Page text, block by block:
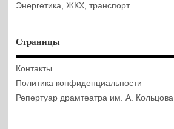
Энергетика, ЖКХ, транспорт
Страницы
Контакты
Политика конфиденциальности
Репертуар драмтеатра им. А. Кольцова